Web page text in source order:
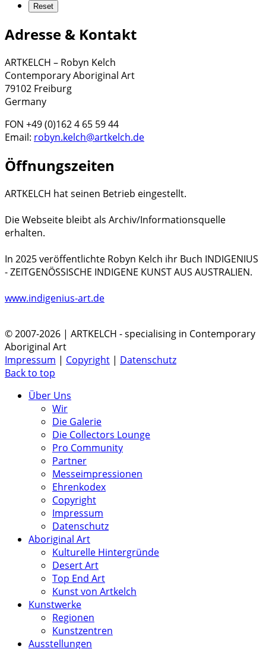
Adresse & Kontakt
ARTKELCH – Robyn Kelch
Contemporary Aboriginal Art
79102 Freiburg
Germany
FON +49 (0)162 4 65 59 44
Email: robyn.kelch@artkelch.de
Öffnungszeiten
ARTKELCH hat seinen Betrieb eingestellt.
Die Webseite bleibt als Archiv/Informationsquelle
erhalten.
In 2025 veröffentlichte Robyn Kelch ihr Buch INDIGENIUS
- ZEITGENÖSSISCHE INDIGENE KUNST AUS AUSTRALIEN.
www.indigenius-art.de
© 2007-2026 | ARTKELCH - specialising in Contemporary
Aboriginal Art
Impressum | Copyright | Datenschutz
Back to top
Über Uns
Wir
Die Galerie
Die Collectors Lounge
Pro Community
Partner
Messeimpressionen
Ehrenkodex
Copyright
Impressum
Datenschutz
Aboriginal Art
Kulturelle Hintergründe
Desert Art
Top End Art
Kunst von Artkelch
Kunstwerke
Regionen
Kunstzentren
Ausstellungen